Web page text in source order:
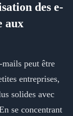
des e-
aux
peut être
entreprises,
solides avec
se concentrant